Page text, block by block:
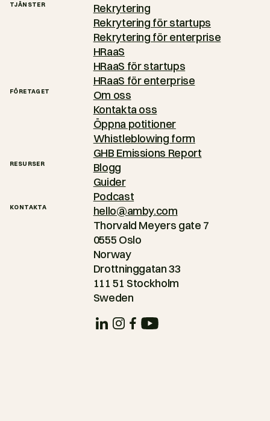
TJÄNSTER
Rekrytering
Rekrytering för startups
Rekrytering för enterprise
HRaaS
HRaaS för startups
HRaaS för enterprise
FÖRETAGET
Om oss
Kontakta oss
Öppna potitioner
Whistleblowing form
GHB Emissions Report
RESURSER
Blogg
Guider
Podcast
KONTAKTA
hello@amby.com
Thorvald Meyers gate 7
0555 Oslo
Norway
Drottninggatan 33
111 51 Stockholm
Sweden